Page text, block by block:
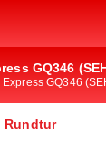
GQ346
GQ346
Rundtur